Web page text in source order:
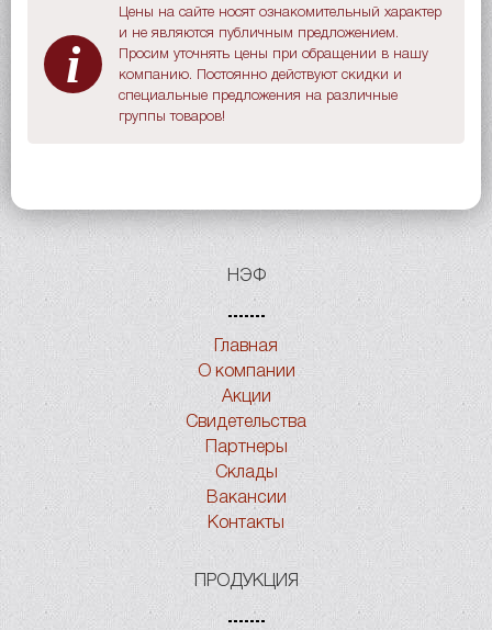
i
Цены на сайте носят ознакомительный характер
и не являются публичным предложением.
Просим уточнять цены при обращении в нашу
компанию. Постоянно действуют скидки и
специальные предложения на различные
группы товаров!
НЭФ
Главная
О компании
Акции
Свидетельства
Партнеры
Склады
Вакансии
Контакты
ПРОДУКЦИЯ